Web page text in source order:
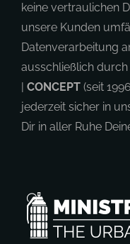
keine vertraulichen
unsere Kunden
Datenverarbeitung
ausschließlich
CONCEPT(seit
jederzeit sicher in
Dir in aller Ruhe